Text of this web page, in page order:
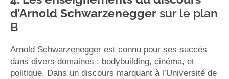
d’Arnold Schwarzenegger sur le plan
B
Arnold Schwarzenegger est connu pour ses succès
dans divers domaines : bodybuilding, cinéma, et
politique. Dans un discours marquant à l’Université de